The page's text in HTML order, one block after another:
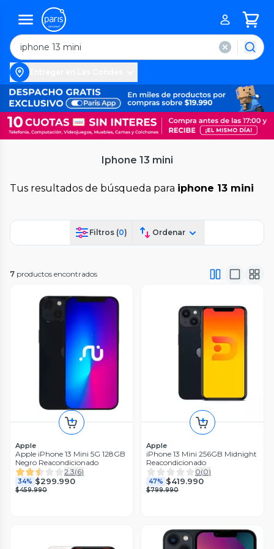
Iphone 13 mini
Tus resultados de búsqueda para iphone 13 mini
Filtros (0) Ordenar
7 productos encontrados
Apple
Apple iPhone 13 Mini 5G 128GB
Negro Reacondicionado
2.3(6)
34% $299.990
$459.990
Apple
iPhone 13 Mini 256GB Midnight
Reacondicionado
0(0)
47% $419.990
$799.990